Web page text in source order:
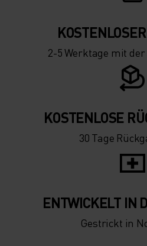
-20°
-25°
2-5 Werktage mit
KOSTENLOSE
30 Tage
ENTWICKELT IN
Gestrickt in